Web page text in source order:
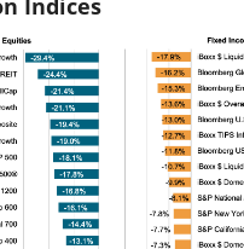
Indices